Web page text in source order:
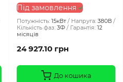
Під замовлення
Потужність: 15кВт Напруга: 380В
Кількість фаз: 3Ф Гарантія: 12
місяців
24 927.10 грн
До кошика